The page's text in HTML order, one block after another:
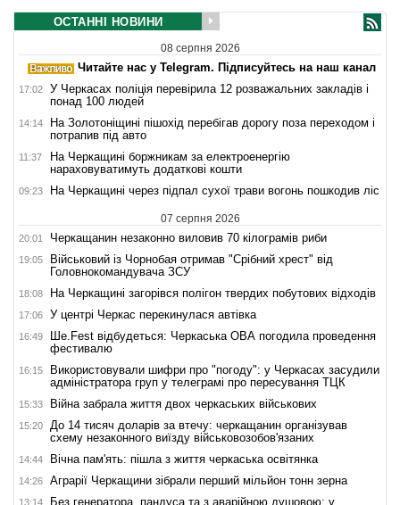
ОСТАННІ НОВИНИ
08 серпня 2026
Читайте нас у Telegram. Підписуйтесь на наш канал
17:02
У Черкасах поліція перевірила 12 розважальних закладів і
понад 100 людей
14:14
На Золотоніщині пішохід перебігав дорогу поза переходом і
потрапив під авто
11:37
На Черкащині боржникам за електроенергію
нараховуватимуть додаткові кошти
09:23 На Черкащині через підпал сухої трави вогонь пошкодив ліс
07 серпня 2026
20:01 Черкащанин незаконно виловив 70 кілограмів риби
19:05
Військовий із Чорнобая отримав "Срібний хрест" від
Головнокомандувача ЗСУ
18:08 На Черкащині загорівся полігон твердих побутових відходів
17:06 У центрі Черкас перекинулася автівка
16:49
Ше.Fest відбудеться: Черкаська ОВА погодила проведення
фестивалю
16:15
Використовували шифри про "погоду": у Черкасах засудили
адміністратора груп у телеграмі про пересування ТЦК
15:33 Війна забрала життя двох черкаських військових
15:20
До 14 тисяч доларів за втечу: черкащанин організував
схему незаконного виїзду військовозобов'язаних
14:44 Вічна пам'ять: пішла з життя черкаська освітянка
14:26 Аграрії Черкащини зібрали перший мільйон тонн зерна
13:14 Без генератора, пандуса та з аварійною душовою: у